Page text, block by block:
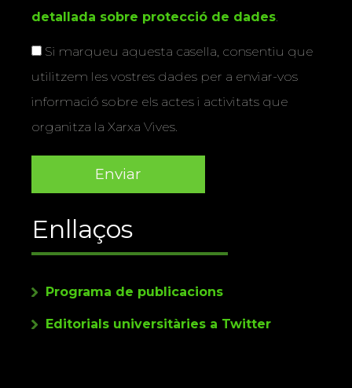
detallada sobre protecció de dades
Si marqueu aquesta casella, consentiu que
utilitzem les vostres dades per a enviar-vos
informació sobre els actes i activitats que
organitza la Xarxa Vives.
Enllaços
Programa de publicacions
Editorials universitàries a Twitter